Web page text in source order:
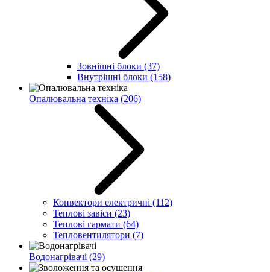
Зовнішні блоки (37)
Внутрішні блоки (158)
Опалювальна техніка (206)
Конвектори електричні (112)
Теплові завіси (23)
Теплові гармати (64)
Тепловентилятори (7)
Водонагрівачі (29)